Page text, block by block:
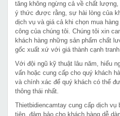
tăng không ngừng cả về chất
ý thức được rằng, sự hài lòng của
dịch vụ và giá cả khi chọn mua
công của chúng tôi. Chúng tôi xin
khách hàng những sản phẩm chất
gốc xuất xứ với giá thành cạnh
Với đội ngũ kỹ thuật lâu năm, hiểu
vấn hoặc cung cấp cho quý khách
và chính xác để quý khách có thể
thông thái nhất.
Thietbidiencamtay cung cấp dịch vụ
tiện, đảm bảo cho khách hàng dễ